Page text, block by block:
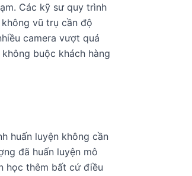
Các kỹ sư quy trình
vũ trụ cần độ
camera vượt quá
buộc khách hàng
huấn luyện không cần
đã huấn luyện mô
học thêm bất cứ điều